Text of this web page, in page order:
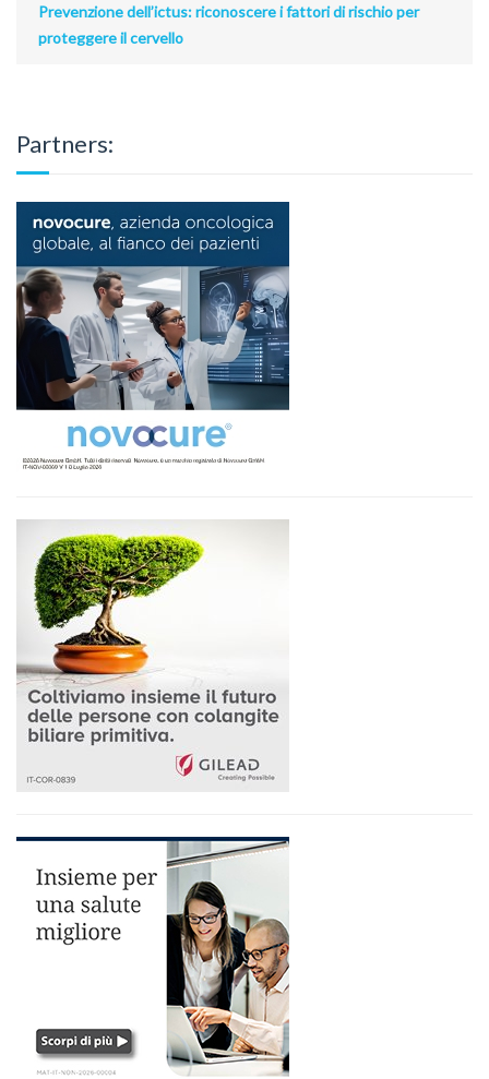
Prevenzione dell’ictus: riconoscere i fattori di rischio per
proteggere il cervello
Partners: